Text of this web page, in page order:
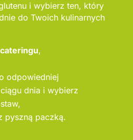
i wybierz ten, który
do Twoich kulinarnych
cateringu,
odpowiedniej
dnia i wybierz
pyszną paczką.